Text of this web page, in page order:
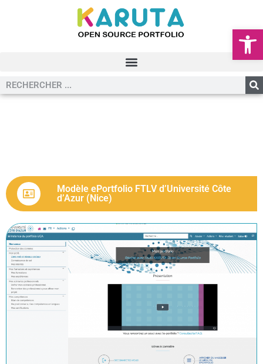
Ouvrir
Modèle ePortfolio FTLV d’Université Côte
d’Azur (Nice)